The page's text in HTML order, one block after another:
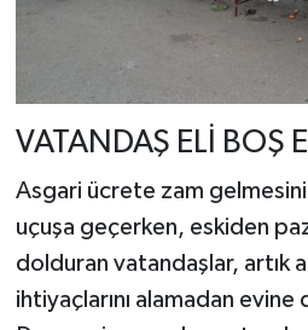
VATANDAŞ ELİ BOŞ
Asgari ücrete zam
uçuşa geçerken, eskiden
dolduran vatandaşlar, artık
ihtiyaçlarını alamadan evine